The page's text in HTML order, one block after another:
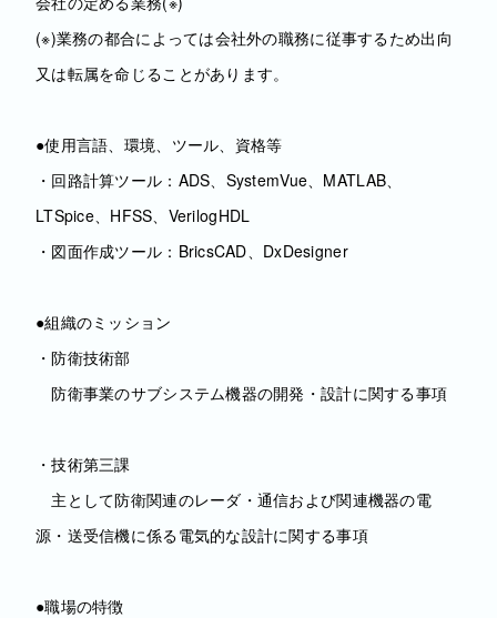
(※)業務の都合によっては会社外の職務に従事するため出向
又は転属を命じることがあります。
●使用言語、環境、ツール、資格等
・回路計算ツール：ADS、SystemVue、MATLAB、
LTSpice、HFSS、VerilogHDL
・図面作成ツール：BricsCAD、DxDesigner
●組織のミッション
・防衛技術部
防衛事業のサブシステム機器の開発・設計に関する事項
・技術第三課
主として防衛関連のレーダ・通信および関連機器の電
源・送受信機に係る電気的な設計に関する事項
●職場の特徴